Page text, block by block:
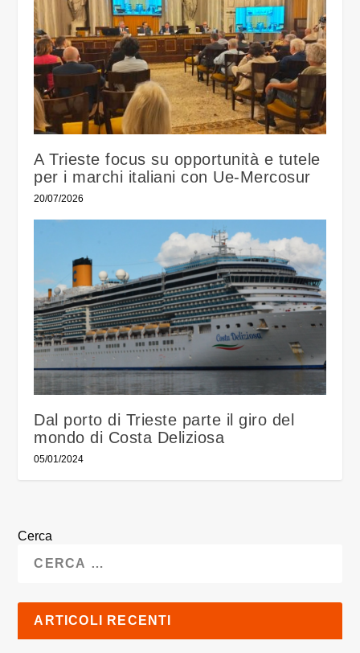
A Trieste focus su opportunità e tutele
per i marchi italiani con Ue-Mercosur
20/07/2026
Dal porto di Trieste parte il giro del
mondo di Costa Deliziosa
05/01/2024
Cerca
ARTICOLI RECENTI